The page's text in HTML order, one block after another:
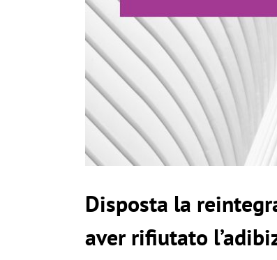
Disposta la
aver rifiutato